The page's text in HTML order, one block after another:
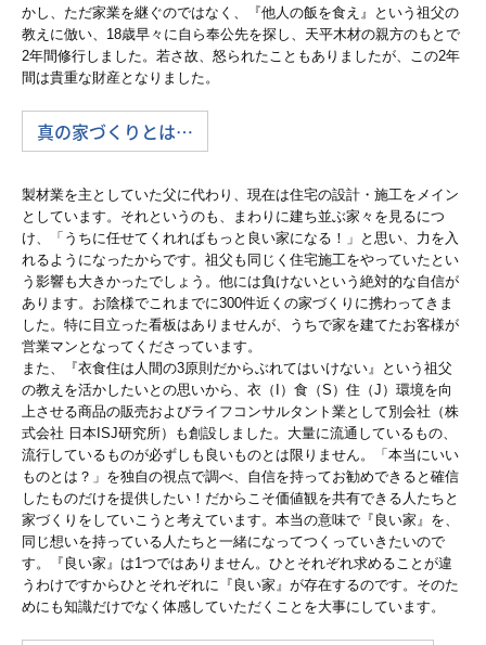
起業家支援・開業支援
労務支援
経営計画策定しました！
ＴＫＣシステム使ってます！
セミナー案内
セミナー申し込み
電帳法・インボイス最新情報
インボイス解説動画
ＴＫＣ全国会会員の方へ
かし、ただ家業を継ぐのではなく、『他人の飯を食え』という祖父の
教えに倣い、18歳早々に自ら奉公先を探し、天平木材の親方のもとで
2年間修行しました。若さ故、怒られたこともありましたが、この2年
間は貴重な財産となりました。
真の家づくりとは…
製材業を主としていた父に代わり、現在は住宅の設計・施工をメイン
としています。それというのも、まわりに建ち並ぶ家々を見るにつ
け、「うちに任せてくれればもっと良い家になる！」と思い、力を入
れるようになったからです。祖父も同じく住宅施工をやっていたとい
う影響も大きかったでしょう。他には負けないという絶対的な自信が
あります。お陰様でこれまでに300件近くの家づくりに携わってきま
した。特に目立った看板はありませんが、うちで家を建てたお客様が
営業マンとなってくださっています。
また、『衣食住は人間の3原則だからぶれてはいけない』という祖父
の教えを活かしたいとの思いから、衣（I）食（S）住（J）環境を向
上させる商品の販売およびライフコンサルタント業として別会社（株
式会社 日本ISJ研究所）も創設しました。大量に流通しているもの、
流行しているものが必ずしも良いものとは限りません。「本当にいい
ものとは？」を独自の視点で調べ、自信を持ってお勧めできると確信
したものだけを提供したい！だからこそ価値観を共有できる人たちと
家づくりをしていこうと考えています。本当の意味で『良い家』を、
同じ想いを持っている人たちと一緒になってつくっていきたいので
す。『良い家』は1つではありません。ひとそれぞれ求めることが違
うわけですからひとそれぞれに『良い家』が存在するのです。そのた
めにも知識だけでなく体感していただくことを大事にしています。